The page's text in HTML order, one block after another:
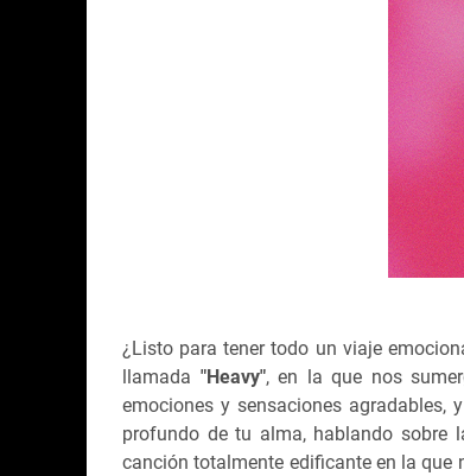
¿Listo para tener todo un viaje
llamada "Heavy", en la que nos
emociones y sensaciones
profundo de tu alma, hablando sobre
canción totalmente edificante en la que